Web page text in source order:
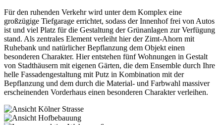
Für den ruhenden Verkehr wird unter dem Komplex eine
großzügige Tiefgarage errichtet, sodass der Innenhof frei von Autos
ist und viel Platz für die Gestaltung der Grünanlagen zur Verfügung
stand. Als zentrales Element verleiht hier der Zimt-Ahorn mit
Ruhebank und natürlicher Bepflanzung dem Objekt einen
besonderen Charakter. Hier entstehen fünf Wohnungen in Gestalt
von Stadthäusern mit eigenen Gärten, die dem Ensemble durch Ihre
helle Fassadengestaltung mit Putz in Kombination mit der
Bepflanzung und dem durch die Material- und Farbwahl massiver
erscheinenden Vorderhaus einen besonderen Charakter verleihen.